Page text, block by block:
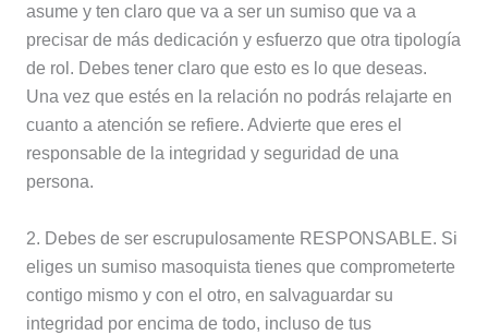
asume y ten claro que va a ser un sumiso que va a
precisar de más dedicación y esfuerzo que otra tipología
de rol. Debes tener claro que esto es lo que deseas.
Una vez que estés en la relación no podrás relajarte en
cuanto a atención se refiere. Advierte que eres el
responsable de la integridad y seguridad de una
persona.
2. Debes de ser escrupulosamente RESPONSABLE. Si
eliges un sumiso masoquista tienes que comprometerte
contigo mismo y con el otro, en salvaguardar su
integridad por encima de todo, incluso de tus